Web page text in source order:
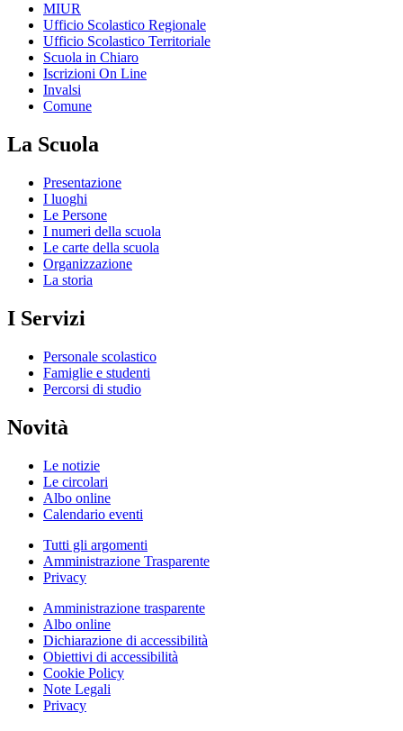
MIUR
Ufficio Scolastico Regionale
Ufficio Scolastico Territoriale
Scuola in Chiaro
Iscrizioni On Line
Invalsi
Comune
La Scuola
Presentazione
I luoghi
Le Persone
I numeri della scuola
Le carte della scuola
Organizzazione
La storia
I Servizi
Personale scolastico
Famiglie e studenti
Percorsi di studio
Novità
Le notizie
Le circolari
Albo online
Calendario eventi
Tutti gli argomenti
Amministrazione Trasparente
Privacy
Amministrazione trasparente
Albo online
Dichiarazione di accessibilità
Obiettivi di accessibilità
Cookie Policy
Note Legali
Privacy